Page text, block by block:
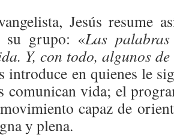
Jesús resume
su grupo: «Las
Y, con todo, algunos
introduce en quienes le
comunican vida; el
capaz de
y plena.